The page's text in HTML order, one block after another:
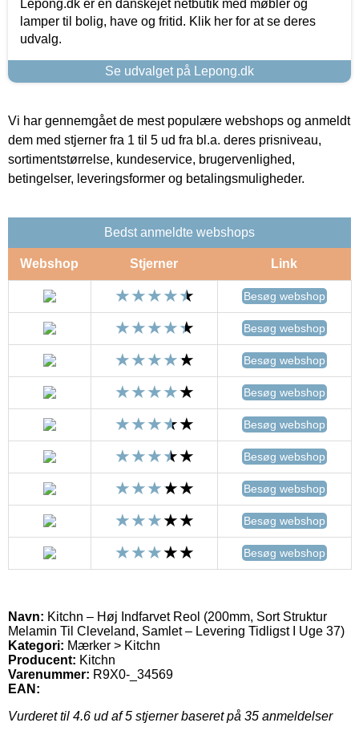
Lepong.dk er en danskejet netbutik med møbler og
lamper til bolig, have og fritid. Klik her for at se deres
udvalg.
Se udvalget på Lepong.dk
Vi har gennemgået de mest populære webshops og anmeldt
dem med stjerner fra 1 til 5 ud fra bl.a. deres prisniveau,
sortimentstørrelse, kundeservice, brugervenlighed,
betingelser, leveringsformer og betalingsmuligheder.
Bedst anmeldte webshops
Webshop Stjerner Link
Besøg webshop
Besøg webshop
Besøg webshop
Besøg webshop
Besøg webshop
Besøg webshop
Besøg webshop
Besøg webshop
Besøg webshop
Navn: Kitchn – Høj Indfarvet Reol (200mm, Sort Struktur
Melamin Til Cleveland, Samlet – Levering Tidligst I Uge 37)
Kategori: Mærker > Kitchn
Producent: Kitchn
Varenummer: R9X0-_34569
EAN:
Vurderet til 4.6 ud af 5 stjerner baseret på 35 anmeldelser